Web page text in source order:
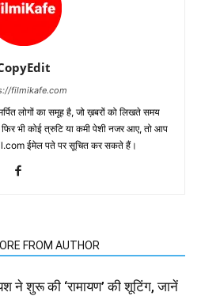
filmikafe.com
लोगों का समूह है, जो ख़बरों को लिखते समय
फिर भी कोई त्रुटि या कमी पेशी नजर आए, तो आप
ईमेल पते पर सूचित कर सकते हैं।
FROM AUTHOR
ने शुरू की ‘रामायण’ की शूटिंग, जानें